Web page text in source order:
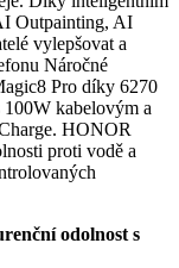
Outpainting, AI
vylepšovat a
Náročné
Pro díky 6270
kabelovým a
HONOR
proti vodě a
odolnost s